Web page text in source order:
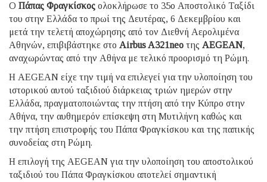
Ο Πάπας Φραγκίσκος ολοκλήρωσε το 35ο Αποστολικό Ταξίδι
του στην Ελλάδα το πρωί της Δευτέρας, 6 Δεκεμβρίου και
μετά την τελετή αποχώρησης από τον Διεθνή Αερολιμένα
Αθηνών, επιβιβάστηκε στο Airbus A321neo της AEGEAN,
αναχωρώντας από την Αθήνα με τελικό προορισμό τη Ρώμη.
Η AEGEAN είχε την τιμή να επιλεγεί για την υλοποίηση του
ιστορικού αυτού ταξιδιού διάρκειας τριών ημερών στην
Ελλάδα, πραγματοποιώντας την πτήση από την Κύπρο στην
Αθήνα, την αυθημερόν επίσκεψη στη Μυτιλήνη καθώς και
την πτήση επιστροφής του Πάπα Φραγκίσκου και της παπικής
συνοδείας στη Ρώμη.
Η επιλογή της AEGEAN για την υλοποίηση του αποστολικού
ταξιδιού του Πάπα Φραγκίσκου αποτελεί σημαντική